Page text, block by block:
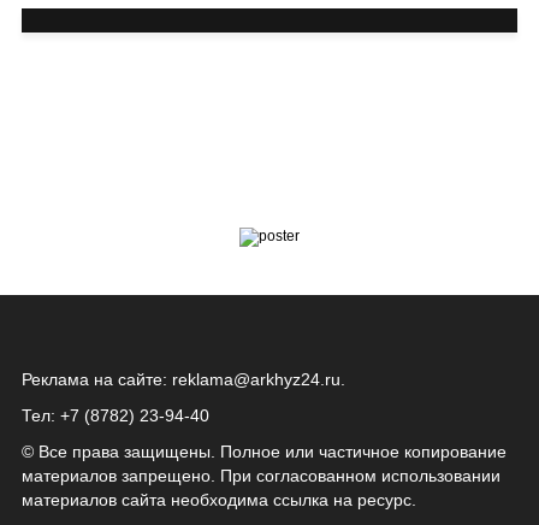
Реклама на сайте: reklama@arkhyz24.ru
Тел: +7 (8782) 23‑94‑40
© Все права защищены. Полное или частичное копирование
материалов запрещено. При согласованном использовании
материалов сайта необходима ссылка на ресурс.